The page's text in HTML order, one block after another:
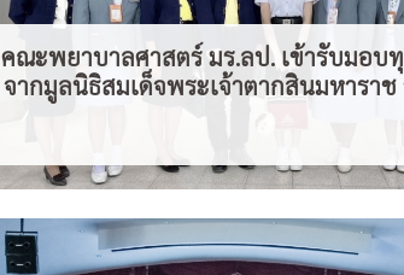
คณะพยาบาลศาสตร์ มร.ลป. เข้ารับมอบ
จากมูลนิธิสมเด็จพระเจ้าตากสินมหารา